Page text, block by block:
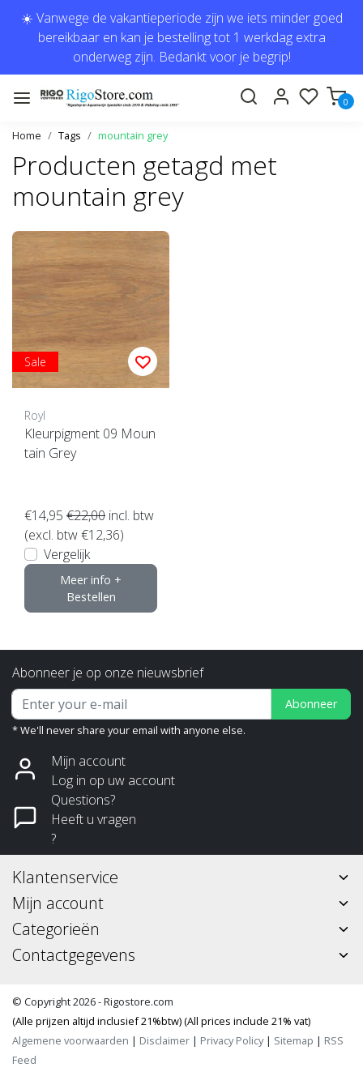
☀️ Vanwege de vakantieperiode zijn we iets minder goed
bereikbaar en kan je bestelling tot 1 werkdag extra
onderweg zijn. Bedankt voor je begrip!
0
Home Tags mountain grey
Producten getagd met
mountain grey
Sale
Royl
Kleurpigment 09 Moun
tain Grey
€14,95 €22,00 incl. btw
(excl. btw €12,36)
Vergelijk
Meer info +
Bestellen
Abonneer je op onze nieuwsbrief
Abonneer
* We'll never share your email with anyone else.
Mijn account
Log in op uw account
Questions?
Heeft u vragen
?
Klantenservice
Mijn account
Categorieën
Contactgegevens
© Copyright 2026 - Rigostore.com
(Alle prijzen altijd inclusief 21%btw) (All prices include 21% vat)
Algemene voorwaarden | Disclaimer | Privacy Policy| Sitemap | RSS
Feed